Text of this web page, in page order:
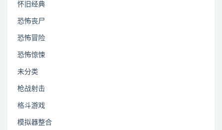
怀旧经典
恐怖丧尸
恐怖冒险
恐怖惊悚
未分类
枪战射击
格斗游戏
模拟器整合